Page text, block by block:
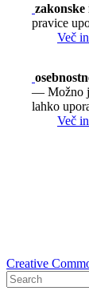
zakonske
pravice
Več
— Možno
lahko
Več
Creative